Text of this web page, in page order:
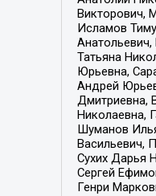
Викторович,
Исламов
Татьяна
Юрьевна,
Андрей
Дмитриевна,
Николаевна,
Шуманов
Васильевич,
Сухих Дарья
Сергей
Генри